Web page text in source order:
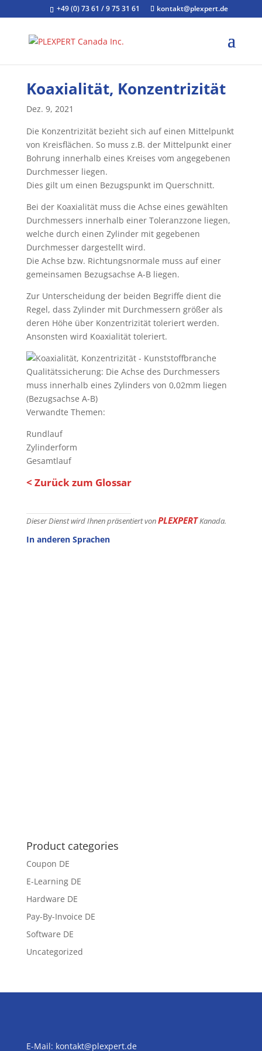
+49 (0) 73 61 / 9 75 31 61 kontakt@plexpert.de
Koaxialität, Konzentrizität
Dez. 9, 2021
Die Konzentrizität bezieht sich auf einen Mittelpunkt
von Kreisflächen. So muss z.B. der Mittelpunkt einer
Bohrung innerhalb eines Kreises vom angegebenen
Durchmesser liegen.
Dies gilt um einen Bezugspunkt im Querschnitt.
Bei der Koaxialität muss die Achse eines gewählten
Durchmessers innerhalb einer Toleranzzone liegen,
welche durch einen Zylinder mit gegebenen
Durchmesser dargestellt wird.
Die Achse bzw. Richtungsnormale muss auf einer
gemeinsamen Bezugsachse A-B liegen.
Zur Unterscheidung der beiden Begriffe dient die
Regel, dass Zylinder mit Durchmessern größer als
deren Höhe über Konzentrizität toleriert werden.
Ansonsten wird Koaxialität toleriert.
Qualitätssicherung: Die Achse des Durchmessers
muss innerhalb eines Zylinders von 0,02mm liegen
(Bezugsachse A-B)
Verwandte Themen:
Rundlauf
Zylinderform
Gesamtlauf
< Zurück zum Glossar
Dieser Dienst wird Ihnen präsentiert vonPLEXPERTKanada.
In anderen Sprachen
Product categories
Coupon DE
E-Learning DE
Hardware DE
Pay-By-Invoice DE
Software DE
Uncategorized
E-Mail: kontakt@plexpert.de